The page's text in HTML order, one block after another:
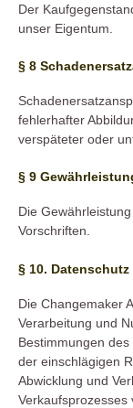
Der
unser Eigentum.
§ 8
fehlerhafter
verspäteter oder
§ 9
Die
Vorschriften.
§ 10. Datenschutz
Die Changemaker
Verarbeitung und
Bestimmungen
der einschlägigen
Abwicklung und